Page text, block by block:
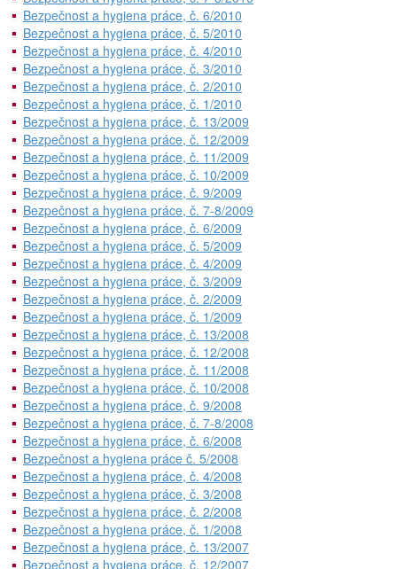
Bezpečnost a hygiena práce, č. 6/2010
Bezpečnost a hygiena práce, č. 5/2010
Bezpečnost a hygiena práce, č. 4/2010
Bezpečnost a hygiena práce, č. 3/2010
Bezpečnost a hygiena práce, č. 2/2010
Bezpečnost a hygiena práce, č. 1/2010
Bezpečnost a hygiena práce, č. 13/2009
Bezpečnost a hygiena práce, č. 12/2009
Bezpečnost a hygiena práce, č. 11/2009
Bezpečnost a hygiena práce, č. 10/2009
Bezpečnost a hygiena práce, č. 9/2009
Bezpečnost a hygiena práce, č. 7-8/2009
Bezpečnost a hygiena práce, č. 6/2009
Bezpečnost a hygiena práce, č. 5/2009
Bezpečnost a hygiena práce, č. 4/2009
Bezpečnost a hygiena práce, č. 3/2009
Bezpečnost a hygiena práce, č. 2/2009
Bezpečnost a hygiena práce, č. 1/2009
Bezpečnost a hygiena práce, č. 13/2008
Bezpečnost a hygiena práce, č. 12/2008
Bezpečnost a hygiena práce, č. 11/2008
Bezpečnost a hygiena práce, č. 10/2008
Bezpečnost a hygiena práce, č. 9/2008
Bezpečnost a hygiena práce, č. 7-8/2008
Bezpečnost a hygiena práce, č. 6/2008
Bezpečnost a hygiena práce č. 5/2008
Bezpečnost a hygiena práce, č. 4/2008
Bezpečnost a hygiena práce, č. 3/2008
Bezpečnost a hygiena práce, č. 2/2008
Bezpečnost a hygiena práce, č. 1/2008
Bezpečnost a hygiena práce, č. 13/2007
Bezpečnost a hygiena práce, č. 12/2007